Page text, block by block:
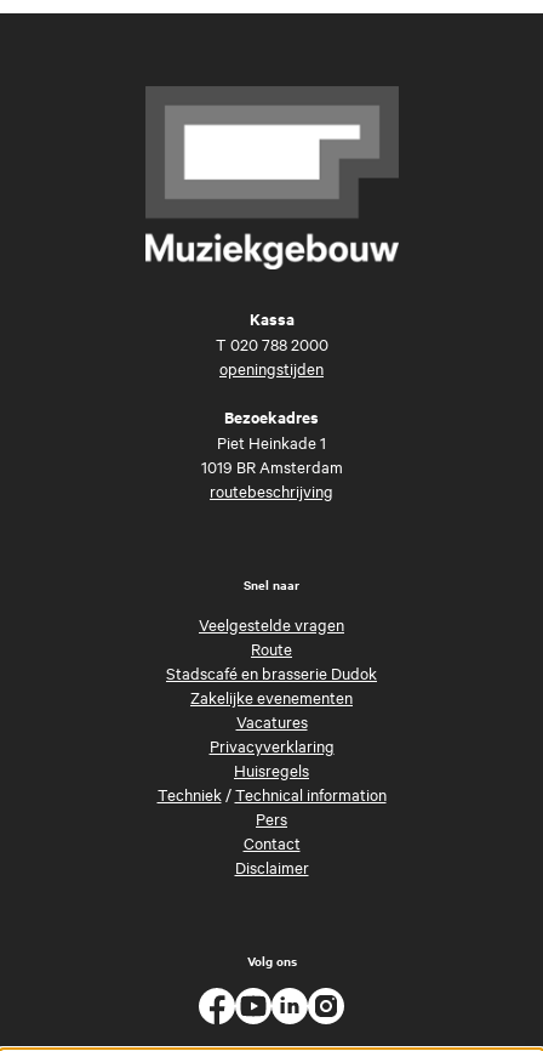
Kassa
T 020 788 2000
openingstijden
Bezoekadres
Piet Heinkade 1
1019 BR Amsterdam
routebeschrijving
Snel naar
Veelgestelde vragen
Route
Stadscafé en brasserie Dudok
Zakelijke evenementen
Vacatures
Privacyverklaring
Huisregels
Techniek/Technical information
Pers
Contact
Disclaimer
Volg ons